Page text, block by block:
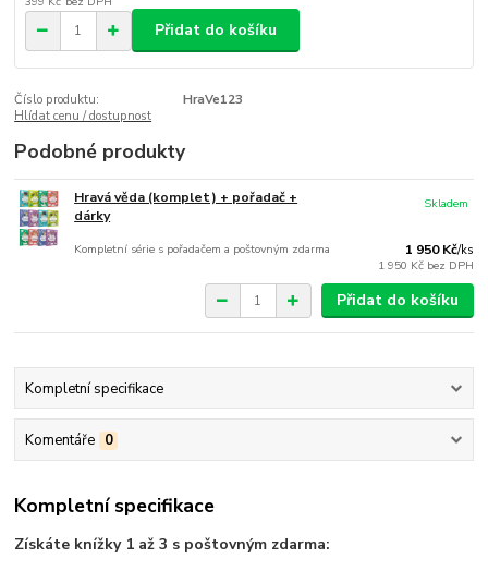
Přidat do košíku
Číslo produktu:
HraVe123
Hlídat cenu / dostupnost
Podobné produkty
Hravá věda (komplet) + pořadač +
dárky
Kompletní série s pořadačem a poštovným zdarma 1 950 Kč/ks
1 950 Kč bez DPH
Skladem
Přidat do košíku
Kompletní specifikace
Komentáře 0
Kompletní specifikace
Získáte knížky 1 až 3 s poštovným zdarma: